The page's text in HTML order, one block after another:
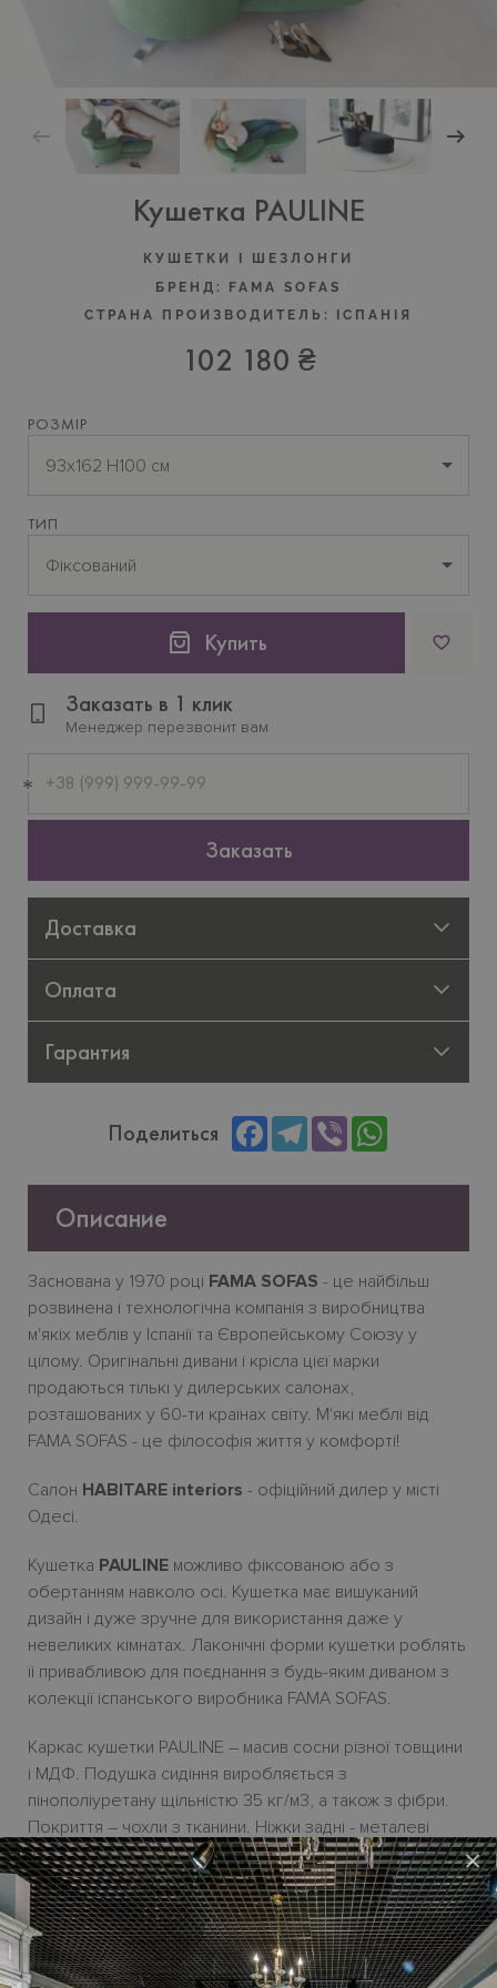
×
Кушетка PAULINE
КУШЕТКИ I ШЕЗЛОНГИ
БРЕНД:
FAMA SOFAS
СТРАНА ПРОИЗВОДИТЕЛЬ:
IСПАНIЯ
102 180 ₴
РОЗМІР
93х162 H100 см
ТИП
Фіксований
Купить
Заказать в 1 клик
Менеджер перезвонит вам
телефон
Заказать
Доставка
Оплата
Гарантия
Поделиться FacebookTelegram
Viber
Описание
Заснована у 1970 році FAMA SOFAS - це найбільш
розвинена і технологічна компанія з виробництва
м'якіх меблів у Іспанії та Європейському Союзу у
цілому. Оригінальні дивани і крісла цієї марки
продаються тількі у дилерських салонах,
розташованих у 60-ти країнах світу. М'якi меблі від
FAMA SOFAS - це філософія життя у комфорті!
Салон HABITARE interiors - офіційний дилер у місті
Одесі.
Кушетка PAULINE можливо фіксованою або з
обертанням навколо осі. Кушетка має вишуканий
дизайн і дуже зручне для використання даже у
невеликих кімнатах. Лаконічні форми кушетки роблять
їі привабливою для поєднання з будь-яким диваном з
колекції іспанського виробника FAMA SOFAS.
Каркас кушетки PAULINE – масив сосни різної товщини
і МДФ. Подушка сидіння виробляється з
пінополіуретану щільністю 35 кг/м3, а також з фібри.
Покриття – чохли з тканини. Ніжки задні - металеві
хромовані, передня - ролик.
Під замовлення можно обрати оббивку з тканини або
шкіри по зразкам виробника. Усі актуальні зразки
оббивки є у дилерському салонi HABITARE interiors.